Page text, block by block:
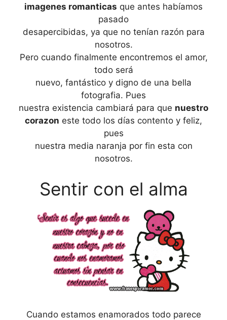
imagenes romanticas que antes habíamos
pasado
desapercibidas, ya que no tenían razón para
nosotros.
Pero cuando finalmente encontremos el amor,
todo será
nuevo, fantástico y digno de una bella
fotografia. Pues
nuestra existencia cambiará para que nuestro
corazon este todo los días contento y feliz,
pues
nuestra media naranja por fin esta con
nosotros.
Sentir con el alma
Cuando estamos enamorados todo parece